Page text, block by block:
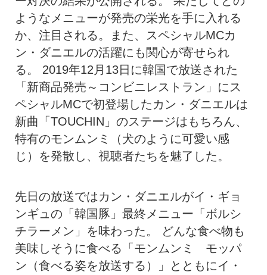
ようなメニューが発売の栄光を手に入れる
か、注目される。また、スペシャルMCカ
ン・ダニエルの活躍にも関心が寄せられ
る。 2019年12月13日に韓国で放送された
「新商品発売～コンビニレストラン」にス
ペシャルMCで初登場したカン・ダニエルは
新曲「TOUCHIN」のステージはもちろん、
特有のモンムンミ（犬のように可愛い感
じ）を発散し、視聴者たちを魅了した。
先日の放送ではカン・ダニエルがイ・ギョ
ンギュの「韓国豚」最終メニュー「ボルシ
チラーメン」を味わった。 どんな食べ物も
美味しそうに食べる「モンムンミ モッパ
ン（食べる姿を放送する）」とともにイ・